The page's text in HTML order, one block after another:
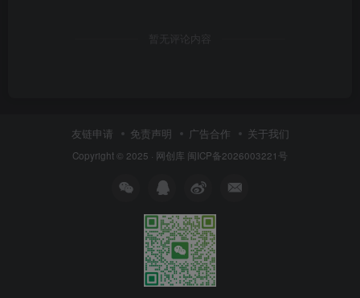
暂无评论内容
友链申请 免责声明 广告合作 关于我们
Copyright © 2025 · 网创库 闽ICP备2026003221号